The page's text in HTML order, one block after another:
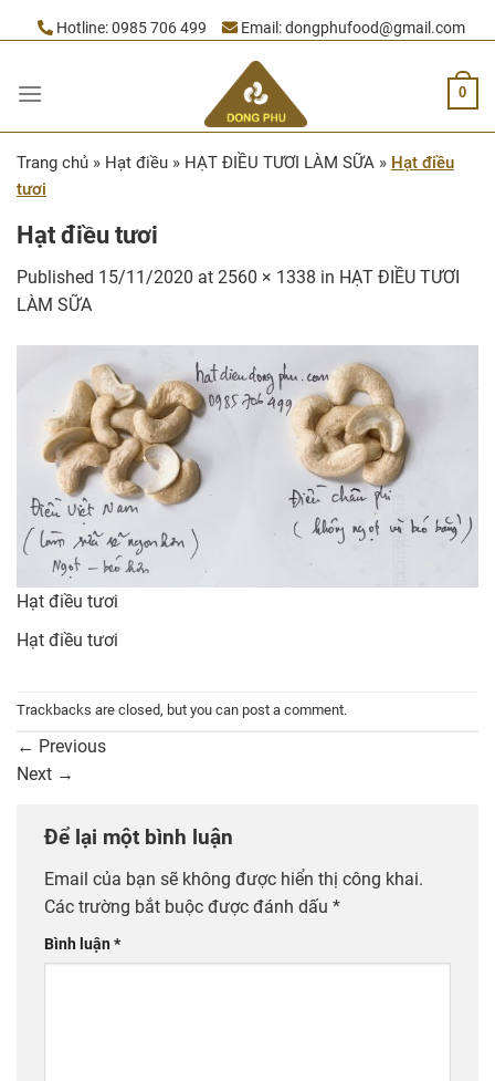
to
Hotline:0985 706 499 Email:dongphufood@gmail.com
0
Trang chủ » Hạt điều » HẠT ĐIỀU TƯƠI LÀM SỮA » Hạt điều
tươi
Hạt điều tươi
Published 15/11/2020 at 2560 × 1338 in HẠT ĐIỀU TƯƠI
LÀM SỮA
Hạt điều tươi
Hạt điều tươi
Trackbacks are closed, but you can post a comment.
← Previous
Next →
Để lại một bình luận
Email của bạn sẽ không được hiển thị công khai.
Các trường bắt buộc được đánh dấu *
Bình luận*